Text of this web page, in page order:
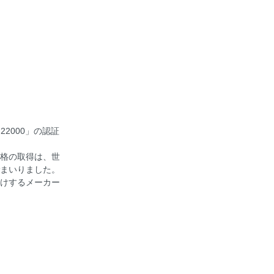
」の認証
の取得は、世
いりました。
するメーカー